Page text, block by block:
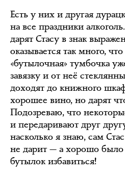
Есть у них и другая
на все праздники
дарят Стасу в знак
оказывается так много,
«бутылочная» тумбочка
завязку и от неё
доходят до книжного
хорошее вино, но дарят
Подозреваю, что
и передаривают друг
насколько я знаю, сам
не дарит — а хорошо было
бутылок избавиться!